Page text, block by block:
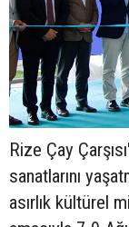
Rize Çay
sanatlarını
asırlık kültürel